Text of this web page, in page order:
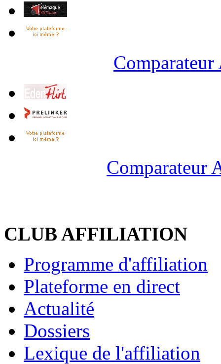
Comparateur
CLUB AFFILIATION
Programme d'affiliation
Plateforme en direct
Actualité
Dossiers
Lexique de l'affiliation